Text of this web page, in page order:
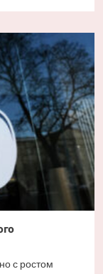
с ростом